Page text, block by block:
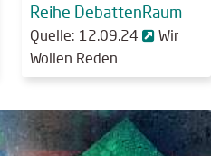
Reihe DebattenRaum
Quelle: 12.09.24
Wir
Wollen Reden